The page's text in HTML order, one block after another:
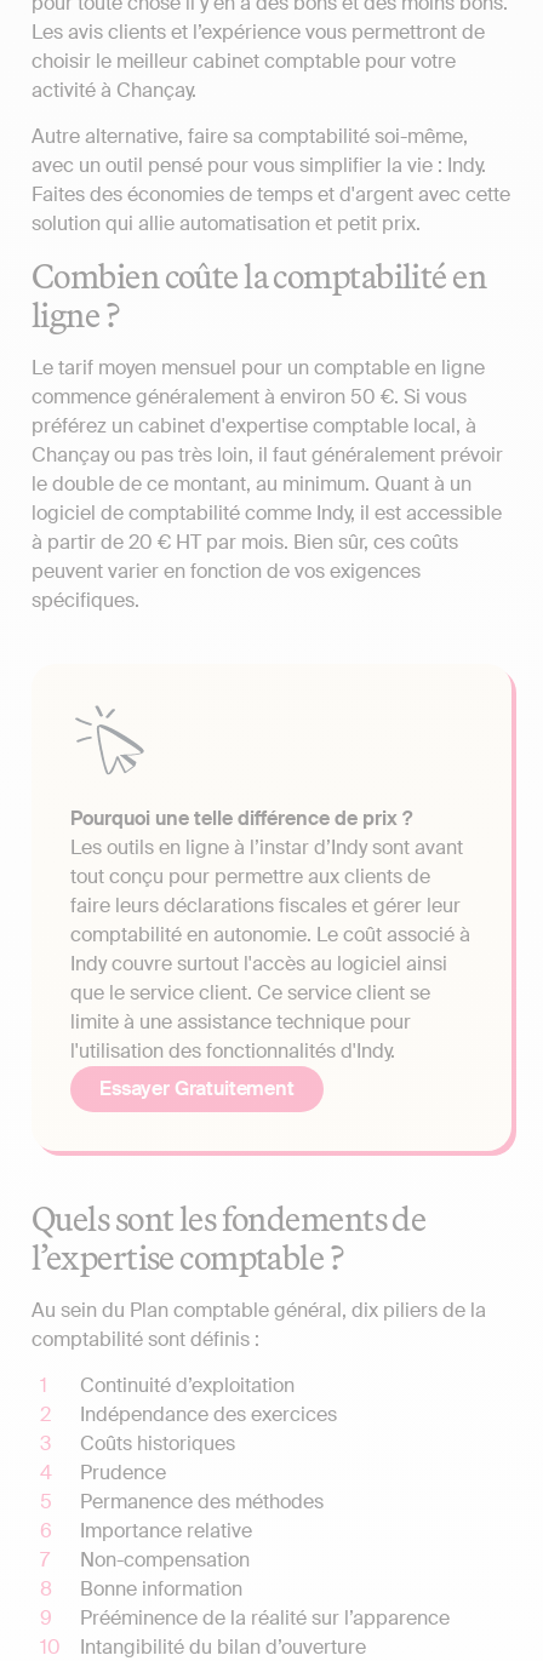
Les avis clients et l’expérience vous permettront de
choisir le meilleur cabinet comptable pour votre
activité à Chançay.
Autre alternative, faire sa comptabilité soi-même,
avec un outil pensé pour vous simplifier la vie : Indy.
Faites des économies de temps et d'argent avec cette
solution qui allie automatisation et petit prix.
Combien coûte la comptabilité en
ligne ?
Le tarif moyen mensuel pour un comptable en ligne
commence généralement à environ 50 €. Si vous
préférez un cabinet d'expertise comptable local, à
Chançay ou pas très loin, il faut généralement prévoir
le double de ce montant, au minimum. Quant à un
logiciel de comptabilité comme Indy, il est accessible
à partir de 20 € HT par mois. Bien sûr, ces coûts
peuvent varier en fonction de vos exigences
spécifiques.
Pourquoi une telle différence de prix ?
Les outils en ligne à l’instar d’Indy sont avant
tout conçu pour permettre aux clients de
faire leurs déclarations fiscales et gérer leur
comptabilité en autonomie. Le coût associé à
Indy couvre surtout l'accès au logiciel ainsi
que le service client. Ce service client se
limite à une assistance technique pour
l'utilisation des fonctionnalités d'Indy.
Essayer Gratuitement
Quels sont les fondements de
l’expertise comptable ?
Au sein du Plan comptable général, dix piliers de la
comptabilité sont définis :
Continuité d’exploitation
Indépendance des exercices
Coûts historiques
Prudence
Permanence des méthodes
Importance relative
Non-compensation
Bonne information
Prééminence de la réalité sur l’apparence
Intangibilité du bilan d’ouverture